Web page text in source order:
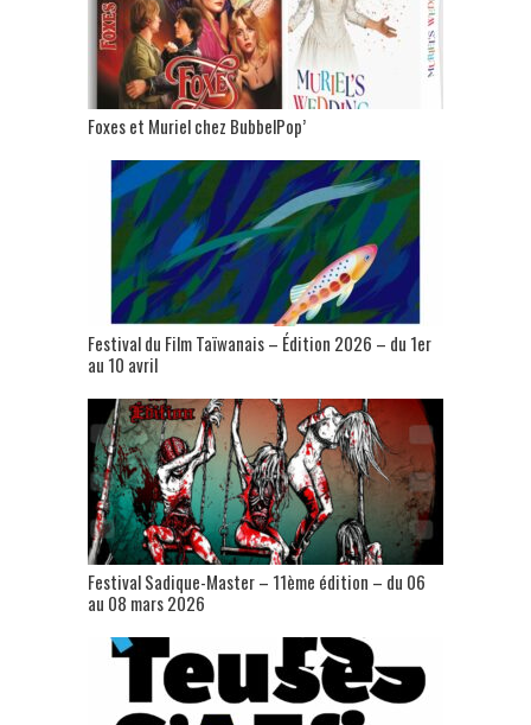
Foxes et Muriel chez BubbelPop’
Festival du Film Taïwanais – Édition 2026 – du 1er
au 10 avril
Festival Sadique-Master – 11ème édition – du 06
au 08 mars 2026